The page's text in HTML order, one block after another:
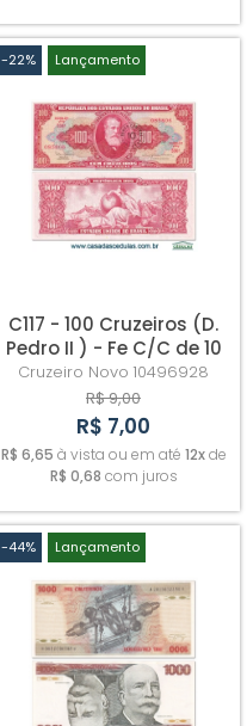
-22% Lançamento
C117 - 100 Cruzeiros (D.
Pedro II ) - Fe C/C de 10
Centavos
Cruzeiro Novo 10496928
R$ 9,00
R$ 7,00
R$ 6,65 à vista ou em até 12xde
R$ 0,68 com juros
-44% Lançamento